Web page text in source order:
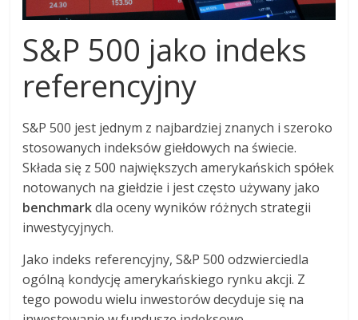
S&P 500 jako indeks
referencyjny
S&P 500 jest jednym z najbardziej znanych i szeroko
stosowanych indeksów giełdowych na świecie.
Składa się z 500 największych amerykańskich spółek
notowanych na giełdzie i jest często używany jako
benchmarkdla oceny wyników różnych strategii
inwestycyjnych.
Jako indeks referencyjny, S&P 500 odzwierciedla
ogólną kondycję amerykańskiego rynku akcji. Z
tego powodu wielu inwestorów decyduje się na